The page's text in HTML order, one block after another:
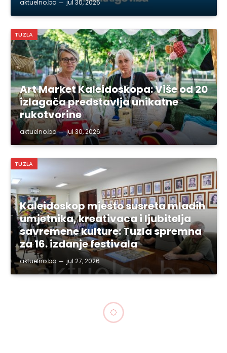
aktuelno.ba jul 30, 2026
TUZLA
Art Market Kaleidoskopa: Više od 20
izlagača predstavlja unikatne
rukotvorine
aktuelno.ba jul 30, 2026
TUZLA
Kaleidoskop mjesto susreta mladih
umjetnika, kreativaca i ljubitelja
savremene kulture: Tuzla spremna
za 16. izdanje festivala
aktuelno.ba jul 27, 2026